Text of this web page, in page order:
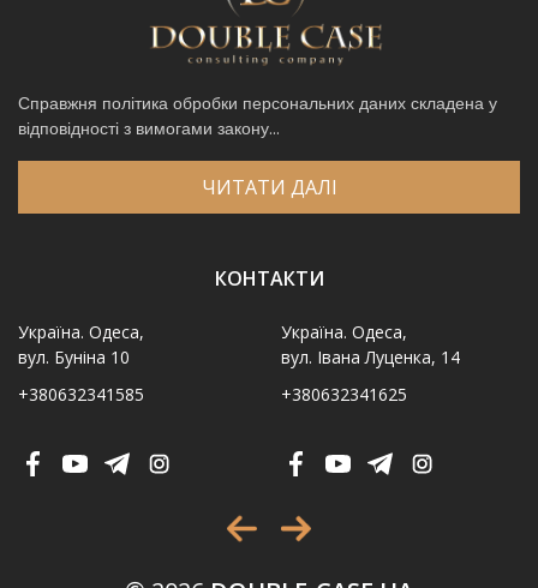
Справжня політика обробки персональних даних складена у
відповідності з вимогами закону...
ЧИТАТИ ДАЛІ
КОНТАКТИ
Україна. Одеса,
вул. Буніна 10
+380632341585
Україна. Одеса,
вул. Івана Луценка, 14
+380632341625